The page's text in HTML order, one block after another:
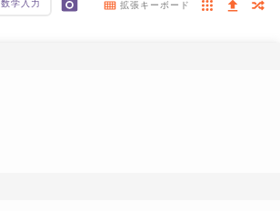
数学入力 拡張キーボード